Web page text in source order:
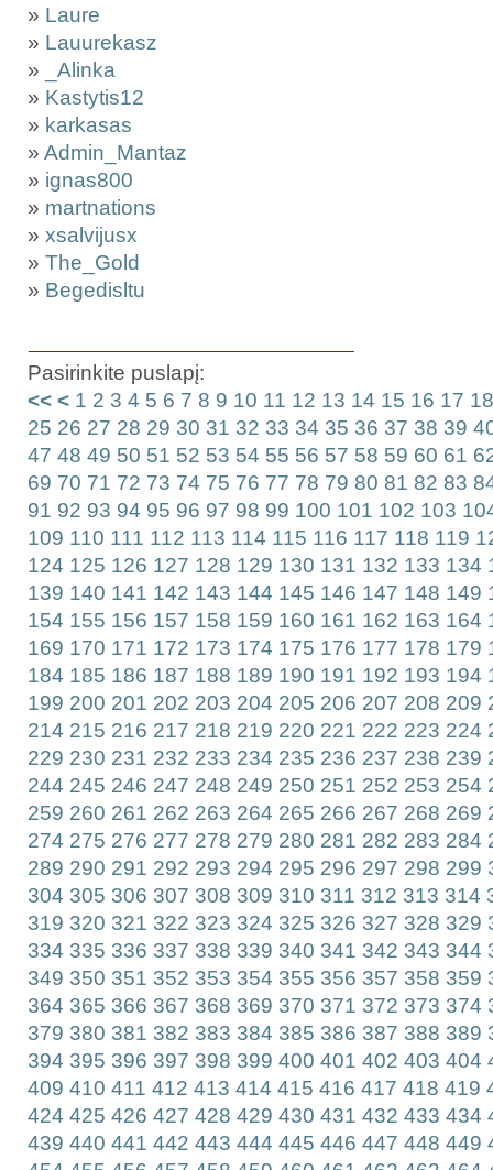
» Laure
» Lauurekasz
»
_Alinka
» Kastytis12
» karkasas
» Admin_Mantaz
» ignas800
» martnations
» xsalvijusx
» The_Gold
» Begedisltu
Pasirinkite puslapį:
<< < 1 2 3 4 5 6 7 8 9 10 11 12 13 14 15 16 17 18
25 26 27 28 29 30 31 32 33 34 35 36 37 38 39
47 48 49 50 51 52 53 54 55 56 57 58 59 60 61
69 70 71 72 73 74 75 76 77 78 79 80 81 82 83
91 92 93 94 95 96 97 98 99 100 101 102 103
109 110 111 112 113 114 115 116 117 118 119
124 125 126 127 128 129 130 131 132 133 134
139 140 141 142 143 144 145 146 147 148 149
154 155 156 157 158 159 160 161 162 163 164
169 170 171 172 173 174 175 176 177 178 179
184 185 186 187 188 189 190 191 192 193 194
199 200 201 202 203 204 205 206 207 208 209
214 215 216 217 218 219 220 221 222 223 224
229 230 231 232 233 234 235 236 237 238 239
244 245 246 247 248 249 250 251 252 253 254
259 260 261 262 263 264 265 266 267 268 269
274 275 276 277 278 279 280 281 282 283 284
289 290 291 292 293 294 295 296 297 298 299
304 305 306 307 308 309 310 311 312 313 314
319 320 321 322 323 324 325 326 327 328 329
334 335 336 337 338 339 340 341 342 343 344
349 350 351 352 353 354 355 356 357 358 359
364 365 366 367 368 369 370 371 372 373 374
379 380 381 382 383 384 385 386 387 388 389
394 395 396 397 398 399 400 401 402 403 404
409 410 411 412 413 414 415 416 417 418 419
424 425 426 427 428 429 430 431 432 433 434
439 440 441 442 443 444 445 446 447 448 449